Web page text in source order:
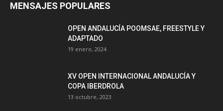
MENSAJES POPULARES
OPEN ANDALUCÍA POOMSAE, FREESTYLE Y
ADAPTADO
19 enero, 2024
XV OPEN INTERNACIONAL ANDALUCÍA Y
COPA IBERDROLA
13 octubre, 2023